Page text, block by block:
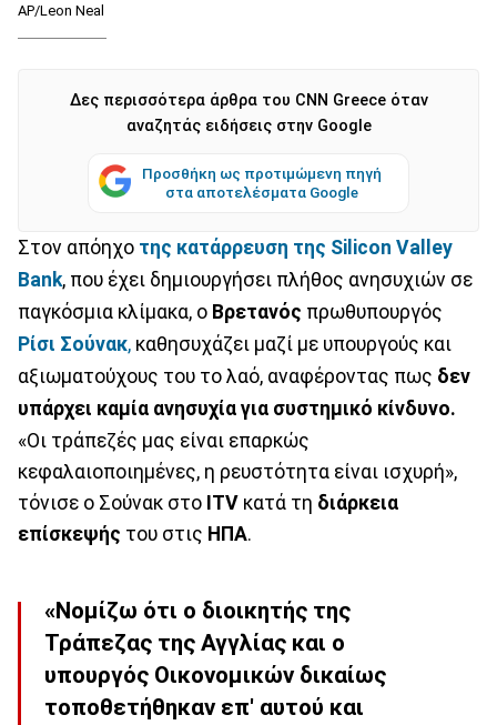
AP/Leon Neal
Δες περισσότερα άρθρα του CNN Greece όταν
αναζητάς ειδήσεις στην Google
Προσθήκη ως προτιμώμενη πηγή
στα αποτελέσματα Google
Στον απόηχο της κατάρρευση της Silicon Valley
Bank, που έχει δημιουργήσει πλήθος ανησυχιών σε
παγκόσμια κλίμακα, ο Βρετανός πρωθυπουργός
Ρίσι Σούνακ, καθησυχάζει μαζί με υπουργούς και
αξιωματούχους του το λαό, αναφέροντας πως δεν
υπάρχει καμία ανησυχία για συστημικό κίνδυνο.
«Οι τράπεζές μας είναι επαρκώς
κεφαλαιοποιημένες, η ρευστότητα είναι ισχυρή»,
τόνισε ο Σούνακ στο ITV κατά τη διάρκεια
επίσκεψής του στις ΗΠΑ.
«Νομίζω ότι ο διοικητής της
Τράπεζας της Αγγλίας και ο
υπουργός Οικονομικών δικαίως
τοποθετήθηκαν επ' αυτού και